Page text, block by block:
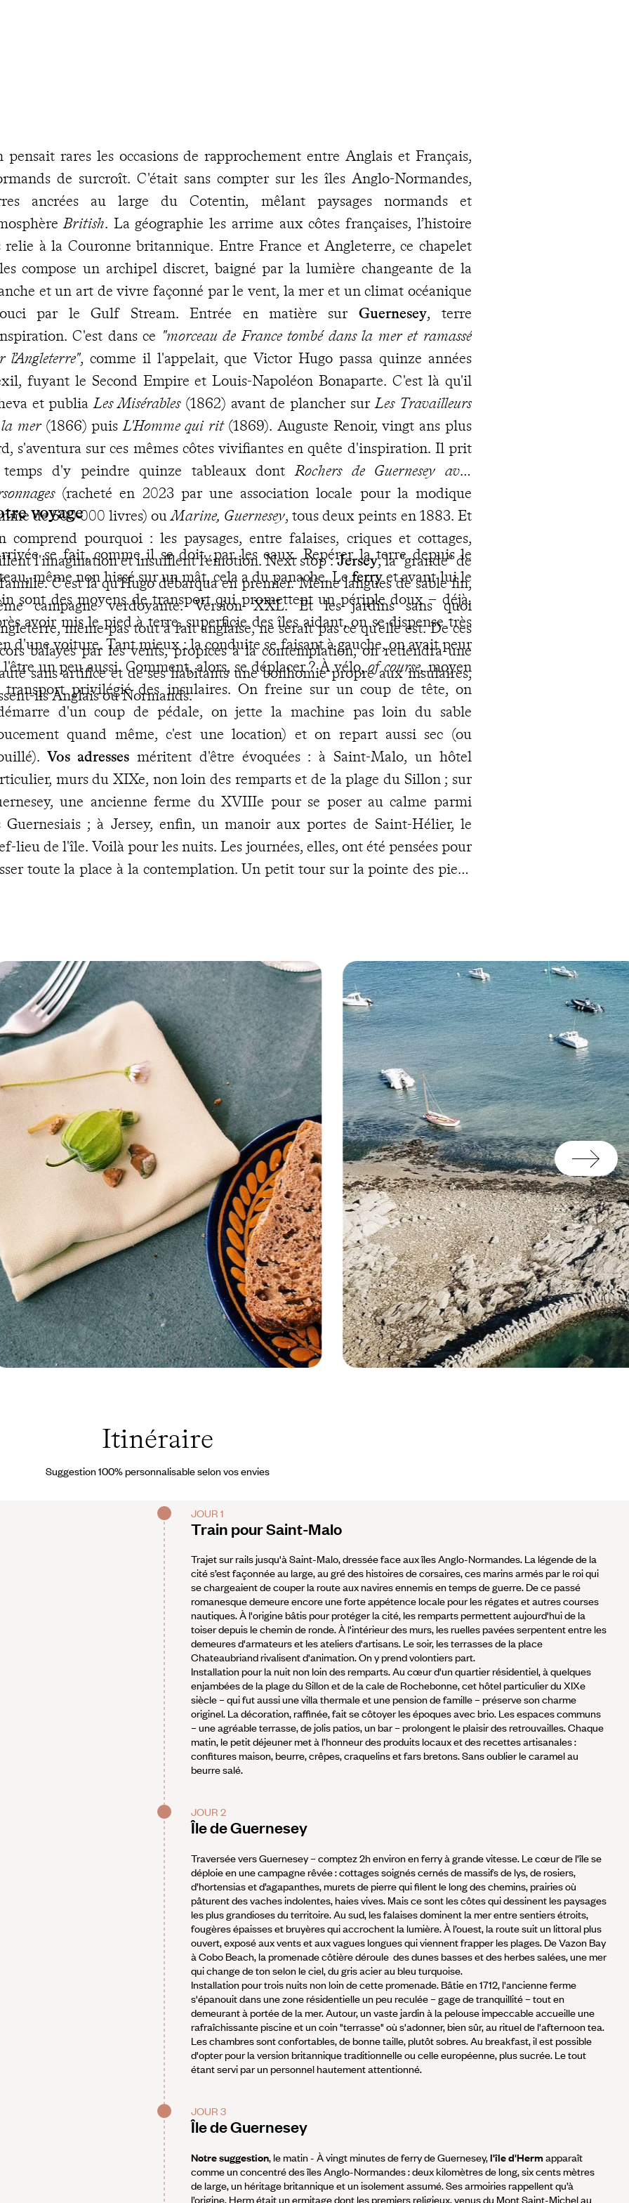
pensait rares les occasions de rapprochement entre Anglais et Français,
de surcroît. C'était sans compter sur les îles Anglo-Normandes,
ancrées au large du Cotentin, mêlant paysages normands et
British. La géographie les arrime aux côtes françaises, l’histoire
relie à la Couronne britannique. Entre France et Angleterre, ce chapelet
compose un archipel discret, baigné par la lumière changeante de la
et un art de vivre façonné par le vent, la mer et un climat océanique
par le Gulf Stream. Entrée en matière sur Guernesey, terre
C'est dans ce "morceau de France tombé dans la mer et ramassé
l’Angleterre", comme il l'appelait, que Victor Hugo passa quinze années
fuyant le Second Empire et Louis-Napoléon Bonaparte. C'est là qu'il
et publia Les Misérables(1862) avant de plancher sur Les Travailleurs
mer (1866) puis L'Homme qui rit (1869). Auguste Renoir, vingt ans plus
s'aventura sur ces mêmes côtes vivifiantes en quête d'inspiration. Il prit
d'y peindre quinze tableaux dont Rochers de Guernesey avec
(racheté en 2023 par une association locale pour la modique
de 500 000 livres) ou Marine, Guernesey, tous deux peints en 1883. Et
comprend pourquoi : les paysages, entre falaises, criques et cottages,
l'imagination et insufflent l'émotion. Next stop :Jersey, la "grande" de
C'est là qu'Hugo débarqua en premier. Même langues de sable fin,
campagne verdoyante. Version XXL. Et les jardins sans quoi
même pas tout à fait anglaise, ne serait pas ce qu'elle est. De ces
balayés par les vents, propices à la contemplation, on retiendra une
sans artifice et de ses habitants une bonhomie propre aux insulaires,
ils Anglais ou Normands.
voyage
se fait, comme il se doit, par les eaux. Repérer la terre depuis le
même non hissé sur un mât, cela a du panache. Leferryet avant lui le
sont des moyens de transport qui promettent un périple doux – déjà.
avoir mis le pied à terre, superficie des îles aidant, on se dispense très
d'une voiture. Tant mieux : la conduite se faisant à gauche, on avait peur
l'être un peu aussi. Comment, alors, se déplacer ? À vélo,of course,moyen
transport privilégié des insulaires. On freine sur un coup de tête, on
d'un coup de pédale, on jette la machine pas loin du sable
quand même, c'est une location) et on repart aussi sec (ou
Vos adressesméritent d'être évoquées : à Saint-Malo, un hôtel
murs du XIXe, non loin des remparts et de la plage du Sillon ; sur
une ancienne ferme du XVIIIe pour se poser au calme parmi
Guernesiais ; à Jersey, enfin, un manoir aux portes de Saint-Hélier, le
lieu de l'île. Voilà pour les nuits. Les journées, elles, ont été pensées pour
toute la place à la contemplation. Un petit tour sur la pointe des pieds
: ce dernier peut naturellement varier dans la forme et dans le
votre périple étant 100 % sur mesure. Les expertises associées de nos
spécialistes et de nos concierges à destination permettent même
revoir l'aventure durant son déroulé. Ne reste plus qu'à réviser
guernesiais et votre jersiais, les patois locaux.
Itinéraire
Suggestion 100% personnalisable selon vos envies
JOUR 1
Train pour Saint-Malo
Trajet sur rails jusqu'à Saint-Malo, dressée face aux îles Anglo-Normandes. La légende de la
cité s’est façonnée au large, au gré des histoires de corsaires, ces marins armés par le roi qui
se chargeaient de couper la route aux navires ennemis en temps de guerre. De ce passé
romanesque demeure encore une forte appétence locale pour les régates et autres courses
nautiques. À l'origine bâtis pour protéger la cité, les remparts permettent aujourd'hui de la
toiser depuis le chemin de ronde. À l'intérieur des murs, les ruelles pavées serpentent entre les
demeures d'armateurs et les ateliers d'artisans. Le soir, les terrasses de la place
Chateaubriand rivalisent d'animation. On y prend volontiers part.
Installation pour la nuit non loin des remparts. Au cœur d'un quartier résidentiel, à quelques
enjambées de la plage du Sillon et de la cale de Rochebonne, cet hôtel particulier du XIXe
siècle – qui fut aussi une villa thermale et une pension de famille – préserve son charme
originel. La décoration, raffinée, fait se côtoyer les époques avec brio. Les espaces communs
– une agréable terrasse, de jolis patios, un bar – prolongent le plaisir des retrouvailles. Chaque
matin, le petit déjeuner met à l’honneur des produits locaux et des recettes artisanales :
confitures maison, beurre, crêpes, craquelins et fars bretons. Sans oublier le caramel au
beurre salé.
JOUR 2
Île de Guernesey
Traversée vers Guernesey – comptez 2h environ en ferry à grande vitesse. Le cœur de l'île se
déploie en une campagne rêvée : cottages soignés cernés de massifs de lys, de rosiers,
d’hortensias et d’agapanthes, murets de pierre qui filent le long des chemins, prairies où
pâturent des vaches indolentes, haies vives. Mais ce sont les côtes qui dessinent les paysages
les plus grandioses du territoire. Au sud, les falaises dominent la mer entre sentiers étroits,
fougères épaisses et bruyères qui accrochent la lumière. À l’ouest, la route suit un littoral plus
ouvert, exposé aux vents et aux vagues longues qui viennent frapper les plages. De Vazon Bay
à Cobo Beach, la promenade côtière déroule des dunes basses et des herbes salées, une mer
qui change de ton selon le ciel, du gris acier au bleu turquoise.
Installation pour trois nuits non loin de cette promenade. Bâtie en 1712, l'ancienne ferme
s'épanouit dans une zone résidentielle un peu reculée – gage de tranquillité – tout en
demeurant à portée de la mer. Autour, un vaste jardin à la pelouse impeccable accueille une
rafraîchissante piscine et un coin "terrasse" où s'adonner, bien sûr, au rituel de l'afternoon tea.
Les chambres sont confortables, de bonne taille, plutôt sobres. Au breakfast, il est possible
d'opter pour la version britannique traditionnelle ou celle européenne, plus sucrée. Le tout
étant servi par un personnel hautement attentionné.
JOUR 3
Île de Guernesey
Notre suggestion,le matin - À vingt minutes de ferry de Guernesey,l'île d'Hermapparaît
comme un concentré des îles Anglo-Normandes : deux kilomètres de long, six cents mètres
de large, un héritage britannique et un isolement assumé. Ses armoiries rappellent qu’à
l’origine, Herm était un ermitage dont les premiers religieux, venus du Mont Saint-Michel au